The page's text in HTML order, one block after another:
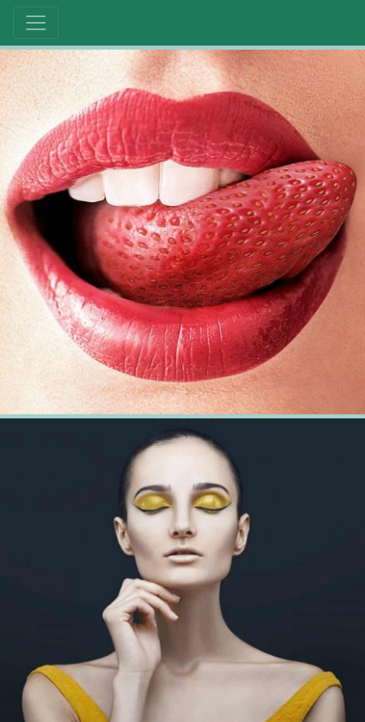
20 février 2018
Festival
20 février 2018
Claire Redfield